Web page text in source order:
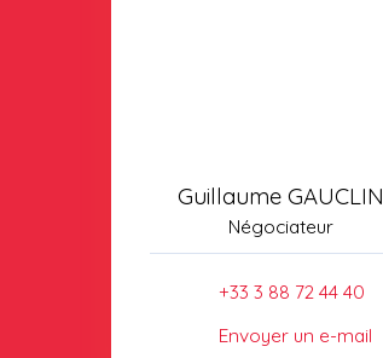
Guillaume GAUCLIN
Négociateur
+33 3 88 72 44 40
Envoyer un e-mail